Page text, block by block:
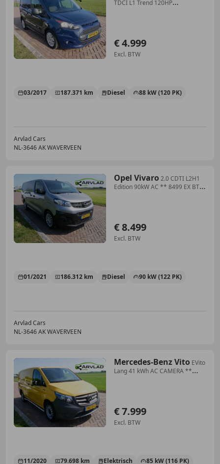
TDCI L1 Trend 120HP
€ 4.999
Excl. BTW
03/2017 187.371 km Diesel 88 kW (120 PK)
Arvlad Cars
NL-3646 AK WAVERVEEN
Opel Vivaro 2.0 CDTI L2H1
Edition 90kW AC ** 8499 EX BTW
€ 8.499
Excl. BTW
01/2021 186.312 km Diesel 90 kW (122 PK)
Arvlad Cars
NL-3646 AK WAVERVEEN
Mercedes-Benz Vito EVito
Lang 41 kWh AC CAMERA **
€ 7.999
Excl. BTW
11/2020 79.698 km Elektrisch 85 kW (116 PK)